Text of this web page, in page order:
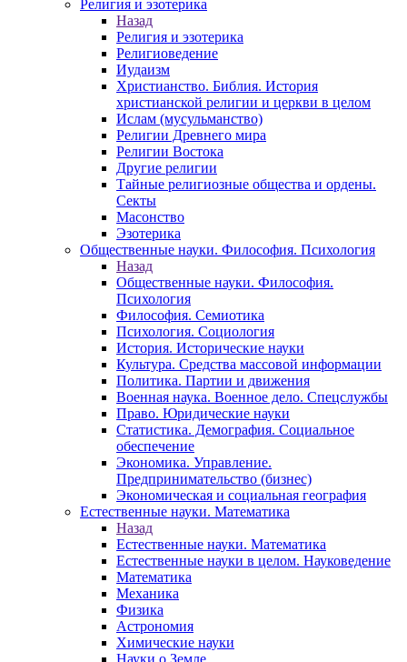
Религия и эзотерика
Назад
Религия и эзотерика
Религиоведение
Иудаизм
Христианство. Библия. История
христианской религии и церкви в целом
Ислам (мусульманство)
Религии Древнего мира
Религии Востока
Другие религии
Тайные религиозные общества и ордены.
Секты
Масонство
Эзотерика
Общественные науки. Философия. Психология
Назад
Общественные науки. Философия.
Психология
Философия. Семиотика
Психология. Социология
История. Исторические науки
Культура. Средства массовой информации
Политика. Партии и движения
Военная наука. Военное дело. Спецслужбы
Право. Юридические науки
Статистика. Демография. Социальное
обеспечение
Экономика. Управление.
Предпринимательство (бизнес)
Экономическая и социальная география
Естественные науки. Математика
Назад
Естественные науки. Математика
Естественные науки в целом. Науковедение
Математика
Механика
Физика
Астрономия
Химические науки
Науки о Земле